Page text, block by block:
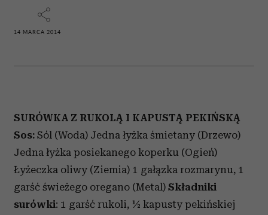
14 MARCA 2014
SURÓWKA Z RUKOLĄ I KAPUSTĄ PEKIŃSKĄ
Sos: Sól (Woda) Jedna łyżka śmietany (Drzewo)
Jedna łyżka posiekanego koperku (Ogień)
Łyżeczka oliwy (Ziemia) 1 gałązka rozmarynu, 1
garść świeżego oregano (Metal) Składniki
surówki: 1 garść rukoli, ½ kapusty pekińskiej